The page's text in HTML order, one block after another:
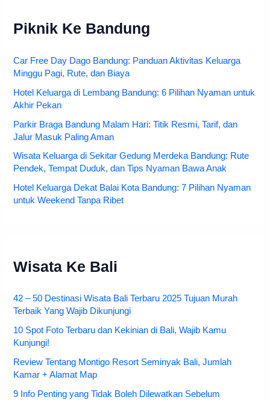
Piknik Ke Bandung
Car Free Day Dago Bandung: Panduan Aktivitas Keluarga
Minggu Pagi, Rute, dan Biaya
Hotel Keluarga di Lembang Bandung: 6 Pilihan Nyaman untuk
Akhir Pekan
Parkir Braga Bandung Malam Hari: Titik Resmi, Tarif, dan
Jalur Masuk Paling Aman
Wisata Keluarga di Sekitar Gedung Merdeka Bandung: Rute
Pendek, Tempat Duduk, dan Tips Nyaman Bawa Anak
Hotel Keluarga Dekat Balai Kota Bandung: 7 Pilihan Nyaman
untuk Weekend Tanpa Ribet
Wisata Ke Bali
42 – 50 Destinasi Wisata Bali Terbaru 2025 Tujuan Murah
Terbaik Yang Wajib Dikunjungi
10 Spot Foto Terbaru dan Kekinian di Bali, Wajib Kamu
Kunjungi!
Review Tentang Montigo Resort Seminyak Bali, Jumlah
Kamar + Alamat Map
9 Info Penting yang Tidak Boleh Dilewatkan Sebelum